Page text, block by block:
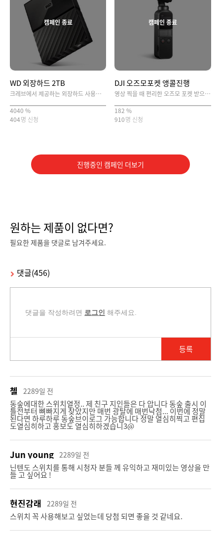
캠페인 종료
WD 외장하드 2TB
크레브에서 제공하는 외장하드 사용하시고 용량 걱정없는 유튜버 되세요!
4040 %
404명 신청
캠페인 종료
DJI 오즈모포켓 앵콜진행
영상 찍을 때 편리한 오즈모 포켓 받으시고 영상을 찍어보세요~!
182 %
910명 신청
홍콩가서 에어팟 프로 사기!
23200 %
232명 신청
3103명 신청
제주도 VLOG 찍을 유튜버
4계절 내내 아름다운 제주도 VLOG로 찍어보세요~!
6550 %
655명 신청
조이트론 HD20K 마이크
7109 %
캠페인 종료 캠페인 종료
진행중인 캠페인 더보기
원하는 제품이 없다면?
필요한 제품을 댓글로 남겨주세요.
댓글(456)
댓글을 작성하려면 로그인 해주세요.
등록
첼 2289일 전
동숲에대한 스위치열정.. 제 친구 지인들은 다 압니다 동숲 출시 이
틀전부터 뼈빠지게 찾았지만 매번 광탈에 매번낙첨... 이번에 정말
된다면 하루하루 동숲브이로그 가능합니다 정말 열심히찍고 편집
도열심히하고 홍보도 열심히하겠습니3@
Jun young 2289일 전
닌텐도 스위치를 통해 시청자 분들 께 유익하고 재미있는 영상을 만
들 고 싶어요 !
현진감래 2289일 전
스위치 꼭 사용해보고 싶었는데 당첨 되면 좋을 것 같네요.